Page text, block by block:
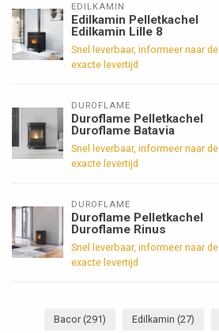
EDILKAMIN
Edilkamin Pelletkachel
Edilkamin Lille 8
Snel leverbaar, informeer naar de
exacte levertijd
DUROFLAME
Duroflame Pelletkachel
Duroflame Batavia
Snel leverbaar, informeer naar de
exacte levertijd
DUROFLAME
Duroflame Pelletkachel
Duroflame Rinus
Snel leverbaar, informeer naar de
exacte levertijd
Bacor (291) Edilkamin (27)